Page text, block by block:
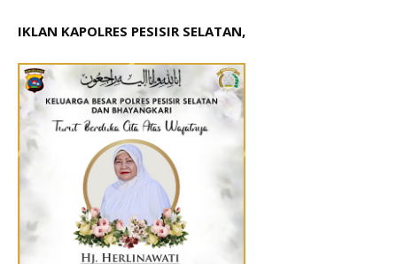
IKLAN KAPOLRES PESISIR SELATAN,